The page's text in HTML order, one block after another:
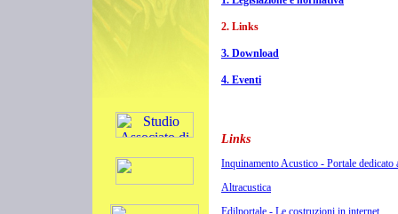
2. Links
3. Download
4. Eventi
Links
Inquinamento Acustico - Portale dedicato
Altracustica
Edilportale - Le costruzioni in internet